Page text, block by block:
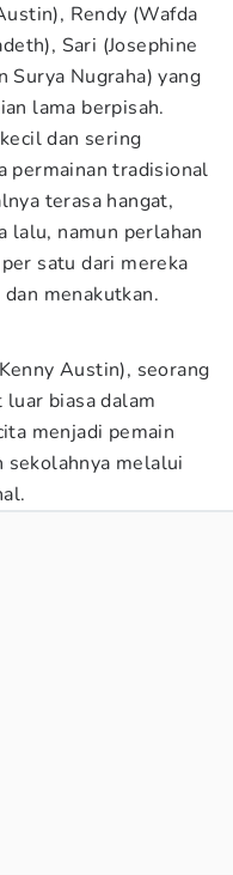
Rendy (Wafda
Sari (Josephine
Surya Nugraha) yang
lama berpisah.
dan sering
permainan tradisional
terasa hangat,
lalu, namun perlahan
satu dari mereka
menakutkan.
Austin), seorang
biasa dalam
menjadi pemain
sekolahnya melalui